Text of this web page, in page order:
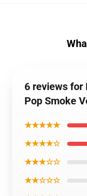
6 reviews for
Pop Smoke
★★★★★
★★★★☆
★★★☆☆
★★☆☆☆